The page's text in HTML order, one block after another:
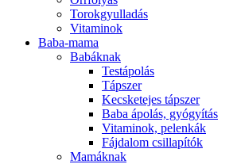
Torokgyulladás
Vitaminok
Baba-mama
Babáknak
Testápolás
Tápszer
Kecsketejes tápszer
Baba ápolás, gyógyítás
Vitaminok, pelenkák
Fájdalom csillapítók
Mamáknak